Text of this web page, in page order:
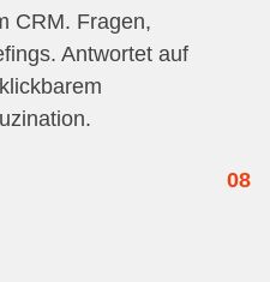
CRM. Fragen,
Antwortet auf
08